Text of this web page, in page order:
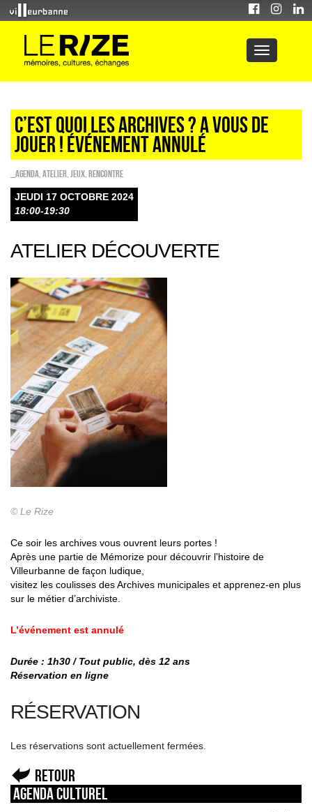
C’EST QUOI LES ARCHIVES ? A VOUS DE
JOUER ! ÉVÉNEMENT ANNULÉ
_Agenda Atelier Jeux Rencontre
JEUDI 17 OCTOBRE 2024
18:00-19:30
ATELIER DÉCOUVERTE
© Le Rize
Ce soir les archives vous ouvrent leurs portes !
Après une partie de Mémorize pour découvrir l’histoire de
Villeurbanne de façon ludique,
visitez les coulisses des Archives municipales et apprenez-en plus
sur le métier d’archiviste.
L’événement est annulé
Durée : 1h30 / Tout public, dès 12 ans
Réservation en ligne
RÉSERVATION
Les réservations sont actuellement fermées.
Retour
Agenda culturel